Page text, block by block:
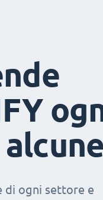
di ogni settore e